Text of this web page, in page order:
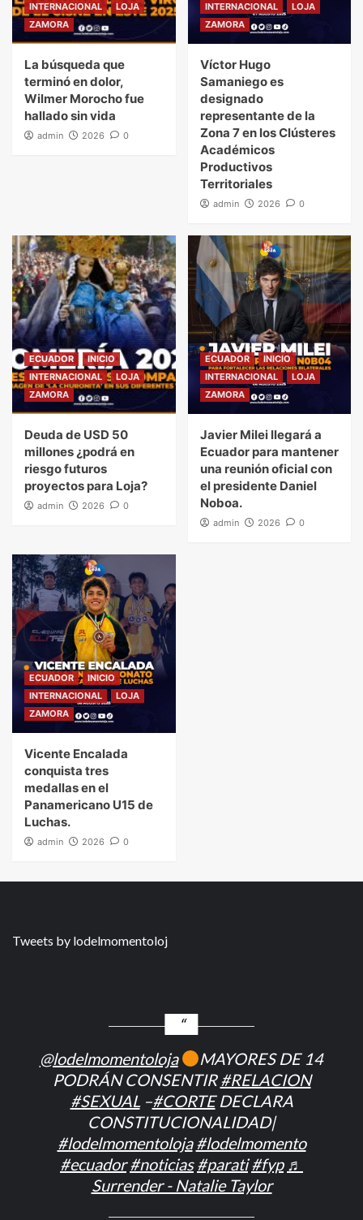
INTERNACIONAL
LOJA
ZAMORA
La búsqueda que
terminó en dolor,
Wilmer Morocho fue
hallado sin vida
admin 2026 0
INTERNACIONAL
LOJA
ZAMORA
Víctor Hugo
Samaniego es
designado
representante de la
Zona 7 en los Clústeres
Académicos
Productivos
Territoriales
admin 2026 0
ECUADOR
INICIO
INTERNACIONAL
LOJA
ZAMORA
Deuda de USD 50
millones ¿podrá en
riesgo futuros
proyectos para Loja?
admin 2026 0
ECUADOR
INICIO
INTERNACIONAL
LOJA
ZAMORA
Javier Milei llegará a
Ecuador para mantener
una reunión oficial con
el presidente Daniel
Noboa.
admin 2026 0
ECUADOR
INICIO
INTERNACIONAL
LOJA
ZAMORA
Vicente Encalada
conquista tres
medallas en el
Panamericano U15 de
Luchas.
admin 2026 0
Tweets by lodelmomentoloj
@lodelmomentoloja
MAYORES DE 14
PODRÁN CONSENTIR#RELACION
#SEXUAL–#CORTEDECLARA
CONSTITUCIONALIDAD|
#lodelmomentoloja #lodelmomento
#ecuador #noticias #parati #fyp ♬
Surrender - Natalie Taylor